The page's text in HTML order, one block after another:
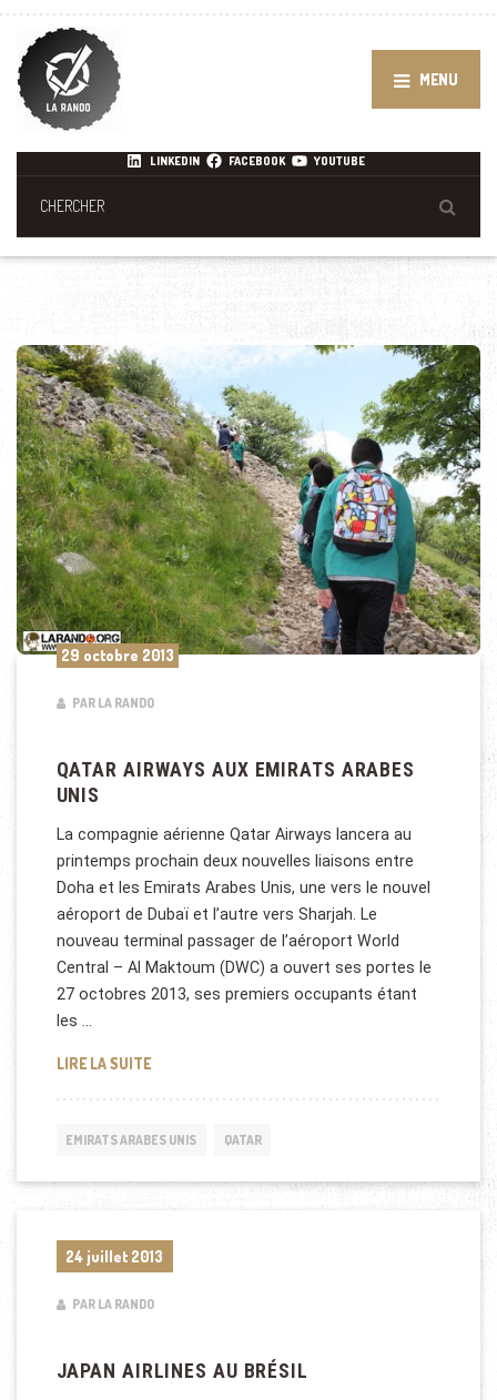
MENU
LINKEDIN FACEBOOK YOUTUBE
29 octobre 2013
PAR LA RANDO
QATAR AIRWAYS AUX EMIRATS ARABES
UNIS
La compagnie aérienne Qatar Airways lancera au
printemps prochain deux nouvelles liaisons entre
Doha et les Emirats Arabes Unis, une vers le nouvel
aéroport de Dubaï et l’autre vers Sharjah. Le
nouveau terminal passager de l’aéroport World
Central – Al Maktoum (DWC) a ouvert ses portes le
27 octobres 2013, ses premiers occupants étant
les …
LIRE LA SUITEQATAR AIRWAYS AUX EMIRATS ARABES UNIS
EMIRATS ARABES UNIS QATAR
24 juillet 2013
PAR LA RANDO
JAPAN AIRLINES AU BRÉSIL